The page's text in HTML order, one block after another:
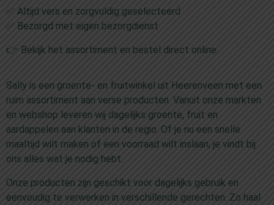
✅ Altijd vers en zorgvuldig geselecteerd
✅ Bezorgd met eigen bezorgdienst
👉 Bekijk het assortiment en bestel direct online.
Sally is een groente- en fruitwinkel uit Heerenveen met een
ruim assortiment aan verse producten. Vanuit onze markten
en webshop leveren wij dagelijks groente, fruit en
aardappelen aan klanten in de regio. Of je nu een snelle
maaltijd wilt maken of een voorraad wilt inslaan, je vindt bij
ons alles wat je nodig hebt.
Onze producten zijn geschikt voor dagelijks gebruik en
eenvoudig te verwerken in verschillende gerechten. Zo haal